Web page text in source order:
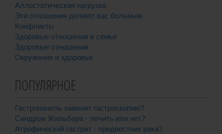
Аллостатическая нагрузка
Эти отношения делают вас больным
Конфликты
Здоровые отношения в семье
Здоровые отношения
Окружение и здоровье
ПОПУЛЯРНОЕ
Гастропанель заменит гастроскопию?
Синдром Жильбера - лечить или нет?
Атрофический гастрит - предвестник рака?